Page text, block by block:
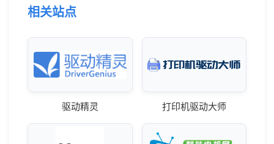
相关站点
驱动精灵 打印机驱动大师